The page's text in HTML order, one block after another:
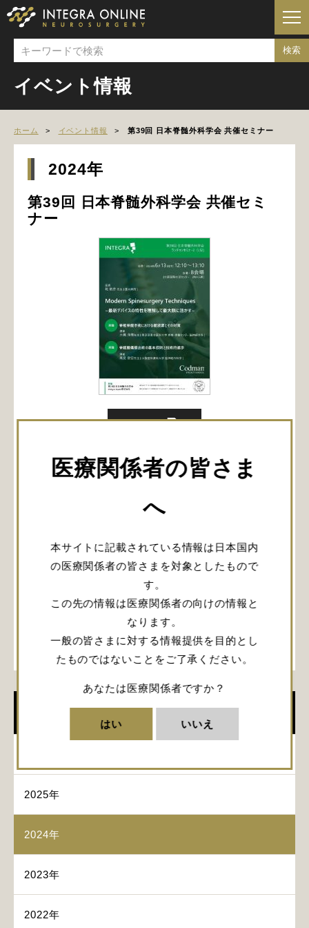
医療関係者の皆さま
へ
本サイトに記載されている情報は日本国内
の医療関係者の皆さまを対象としたもので
す。
この先の情報は医療関係者の向けの情報と
なります。
一般の皆さまに対する情報提供を目的とし
たものではないことをご了承ください。
あなたは医療関係者ですか？
はい いいえ
イベント情報
ホーム イベント情報 第39回 日本脊髄外科学会 共催セミナー
2025年
2024年
2023年
2022年
2024年
第39回 日本脊髄外科学会 共催セミ
ナー
PDF表示
Modern Spinesurgery Techniques
~最新デバイスの特性を理解して最大限
会場：B会場 (大阪国際交流センター2Fさくら東)
座長:乾 敏彦 先生 (富永病院)
脊椎脊髄手術における髄液漏とその対策
大橋 洋輝 先生 (東京慈恵会医科大学脊椎・脊髄セ
脊髄腫瘍摘出術の基本原則と技術的進歩
髙見 俊宏 先生 (大阪医科薬科大学脳神経外科学)